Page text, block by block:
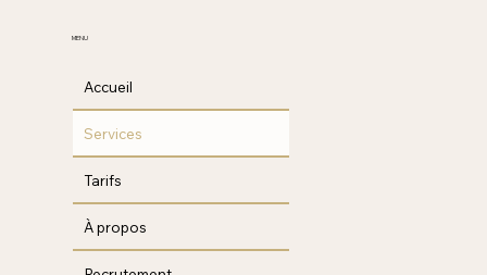
MENU
Accueil
Services
Tarifs
À propos